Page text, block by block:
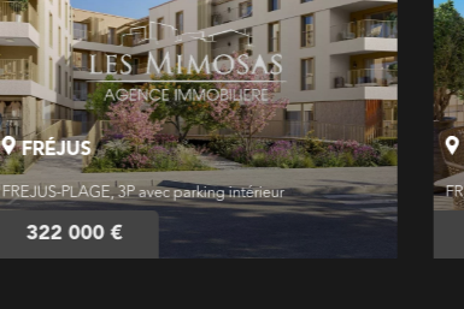
FRÉJUS
FREJUS-PLAGE, 3P avec parking intérieur
322 000 €